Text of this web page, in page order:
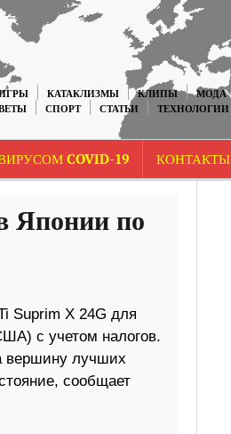
КАТАКЛИЗМЫ КЛИПЫ МОДА
СПОРТ СТАТЬИ ТЕХНОЛОГИИ
COVID-19 КОНТАКТЫ
Японии по
Suprim X 24G для
с учетом налогов.
вершину лучших
сообщает